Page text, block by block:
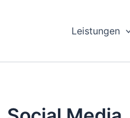
Leistungen